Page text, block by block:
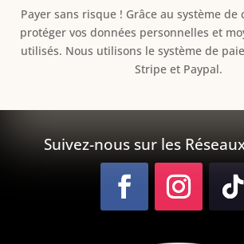
Payer sans risque ! Grâce au système de
protéger vos données personnelles et
utilisés. Nous utilisons le système de
Stripe et Paypal.
Suivez-nous sur les